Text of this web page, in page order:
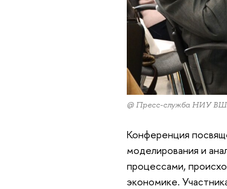
@ Пресс-служба НИУ
Конференция
моделирования и
процессами,
экономике.